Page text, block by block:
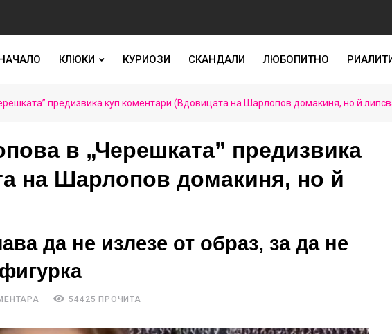
КЛЮКИ КУРИОЗИ СКАНДАЛИ ЛЮБОПИТНО
предизвика куп коментари (Вдовицата на Шарлопов домакиня, но й
в „Черешката” предизвика
на Шарлопов домакиня, но й
да не излезе от образ, за да не
54425 ПРОЧИТА